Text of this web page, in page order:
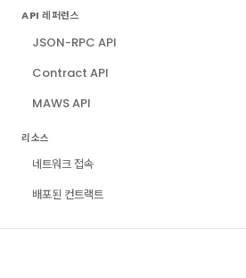
API 레퍼런스
JSON-RPC API
Contract API
MAWS API
리소스
네트워크 접속
배포된 컨트랙트